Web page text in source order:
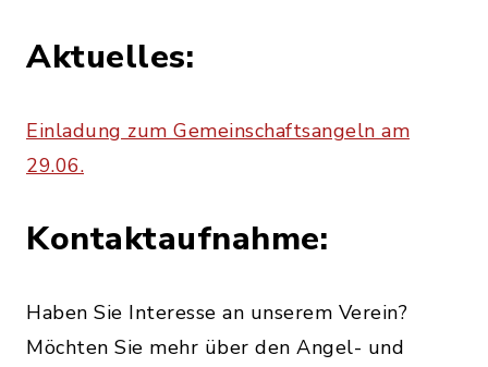
Aktuelles:
Einladung zum Gemeinschaftsangeln am
29.06.
Kontaktaufnahme:
Haben Sie Interesse an unserem Verein?
Möchten Sie mehr über den Angel- und